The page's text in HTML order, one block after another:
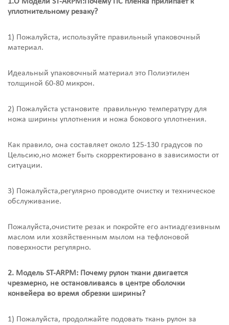
1.О Модели ST-ARPM:Почему ПС пленка прилипает к
уплотнительному резаку?
1) Пожалуйста, используйте правильный упаковочный
материал.
Идеальный упаковочный материал это Полиэтилен
толщиной 60-80 микрон.
2) Пожалуйста установите правильную температуру для
ножа ширины уплотнения и ножа бокового уплотнения.
Как правило, она составляет около 125-130 градусов по
Цельсию,но может быть скорректировано в зависимости от
ситуации.
3) Пожалуйста,регулярно проводите очистку и техническое
обслуживание.
Пожалуйста,очистите резак и покройте его антиадгезивным
маслом или хозяйственным мылом на тефлоновой
поверхности регулярно.
2. Модель ST-АRPM: Почему рулон ткани двигается
чрезмерно, не остановливаясь в центре оболочки
конвейера во время обрезки ширины?
1) Пожалуйста, продолжайте подовать ткань рулон за